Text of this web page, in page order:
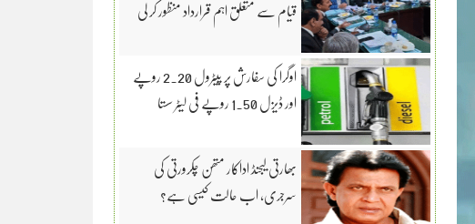
قیام سے متعلق اہم قرارداد منظور کر لی
اوگرا کی سفارش پر پیٹرول 2.20 روپے
اور ڈیزل 1.50 روپے فی لیٹر سستا
بھارتی لیجنڈ اداکار متھن چکرورتی کی
سرجری، اب حالت کیسی ہے؟